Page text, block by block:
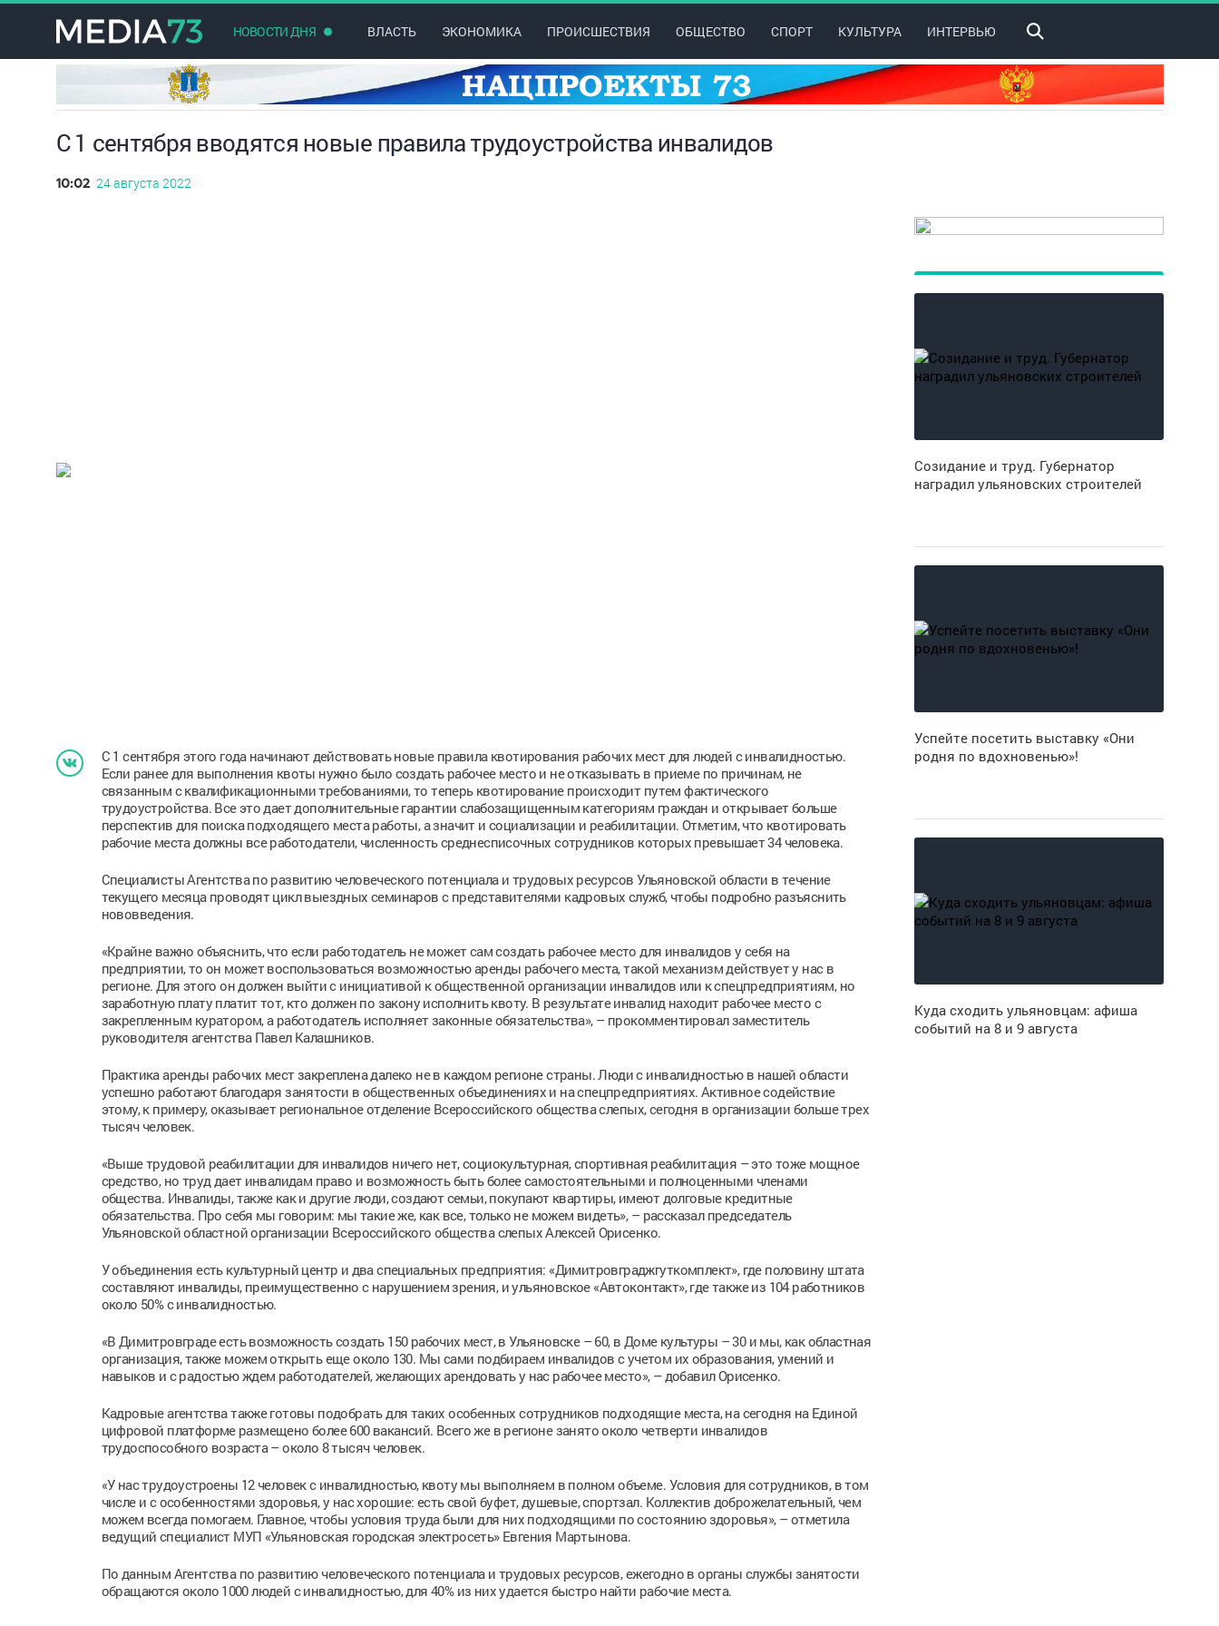
НОВОСТИ ДНЯ ВЛАСТЬ ЭКОНОМИКА ПРОИСШЕСТВИЯ ОБЩЕСТВО СПОРТ КУЛЬТУРА ИНТЕРВЬЮ
С 1 сентября вводятся новые правила трудоустройства инвалидов
10:02 24 августа 2022
С 1 сентября этого года начинают действовать новые правила квотирования рабочих мест для людей с инвалидностью.
Если ранее для выполнения квоты нужно было создать рабочее место и не отказывать в приеме по причинам, не
связанным с квалификационными требованиями, то теперь квотирование происходит путем фактического
трудоустройства. Все это дает дополнительные гарантии слабозащищенным категориям граждан и открывает больше
перспектив для поиска подходящего места работы, а значит и социализации и реабилитации. Отметим, что квотировать
рабочие места должны все работодатели, численность среднесписочных сотрудников которых превышает 34 человека.
Специалисты Агентства по развитию человеческого потенциала и трудовых ресурсов Ульяновской области в течение
текущего месяца проводят цикл выездных семинаров с представителями кадровых служб, чтобы подробно разъяснить
нововведения.
«Крайне важно объяснить, что если работодатель не может сам создать рабочее место для инвалидов у себя на
предприятии, то он может воспользоваться возможностью аренды рабочего места, такой механизм действует у нас в
регионе. Для этого он должен выйти с инициативой к общественной организации инвалидов или к спецпредприятиям, но
заработную плату платит тот, кто должен по закону исполнить квоту. В результате инвалид находит рабочее место с
закрепленным куратором, а работодатель исполняет законные обязательства», – прокомментировал заместитель
руководителя агентства Павел Калашников.
Практика аренды рабочих мест закреплена далеко не в каждом регионе страны. Люди с инвалидностью в нашей области
успешно работают благодаря занятости в общественных объединениях и на спецпредприятиях. Активное содействие
этому, к примеру, оказывает региональное отделение Всероссийского общества слепых, сегодня в организации больше трех
тысяч человек.
«Выше трудовой реабилитации для инвалидов ничего нет, социокультурная, спортивная реабилитация – это тоже мощное
средство, но труд дает инвалидам право и возможность быть более самостоятельными и полноценными членами
общества. Инвалиды, также как и другие люди, создают семьи, покупают квартиры, имеют долговые кредитные
обязательства. Про себя мы говорим: мы такие же, как все, только не можем видеть», – рассказал председатель
Ульяновской областной организации Всероссийского общества слепых Алексей Орисенко.
У объединения есть культурный центр и два специальных предприятия: «Димитровграджгуткомплект», где половину штата
составляют инвалиды, преимущественно с нарушением зрения, и ульяновское «Автоконтакт», где также из 104 работников
около 50% с инвалидностью.
«В Димитровграде есть возможность создать 150 рабочих мест, в Ульяновске – 60, в Доме культуры – 30 и мы, как областная
организация, также можем открыть еще около 130. Мы сами подбираем инвалидов с учетом их образования, умений и
навыков и с радостью ждем работодателей, желающих арендовать у нас рабочее место», – добавил Орисенко.
Кадровые агентства также готовы подобрать для таких особенных сотрудников подходящие места, на сегодня на Единой
цифровой платформе размещено более 600 вакансий. Всего же в регионе занято около четверти инвалидов
трудоспособного возраста – около 8 тысяч человек.
«У нас трудоустроены 12 человек с инвалидностью, квоту мы выполняем в полном объеме. Условия для сотрудников, в том
числе и с особенностями здоровья, у нас хорошие: есть свой буфет, душевые, спортзал. Коллектив доброжелательный, чем
можем всегда помогаем. Главное, чтобы условия труда были для них подходящими по состоянию здоровья», – отметила
ведущий специалист МУП «Ульяновская городская электросеть» Евгения Мартынова.
По данным Агентства по развитию человеческого потенциала и трудовых ресурсов, ежегодно в органы службы занятости
обращаются около 1000 людей с инвалидностью, для 40% из них удается быстро найти рабочие места.
Созидание и труд. Губернатор
наградил ульяновских строителей
Успейте посетить выставку «Они
родня по вдохновенью»!
Куда сходить ульяновцам: афиша
событий на 8 и 9 августа